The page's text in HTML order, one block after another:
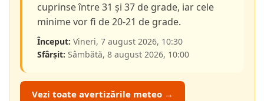
cuprinse între 31 și 37 de grade, iar cele
minime vor fi de 20-21 de grade.
Început: Vineri, 7 august 2026, 10:30
Sfârșit: Sâmbătă, 8 august 2026, 10:00
Vezi toate avertizările meteo →